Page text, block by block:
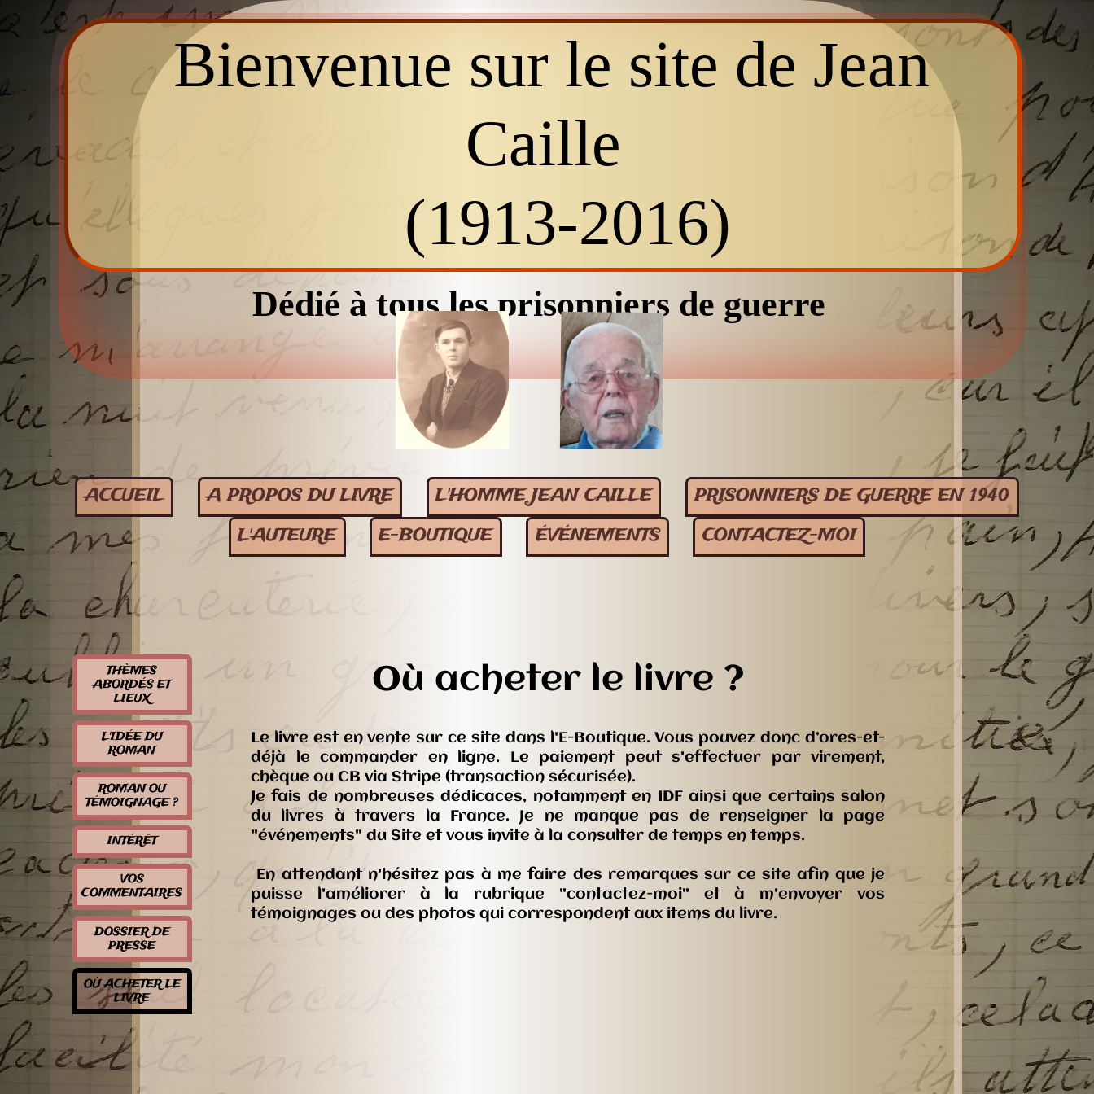
Bienvenue sur le site de Jean
Caille
(1913-2016)
Dédié à tous les prisonniers de guerre
ACCUEIL A PROPOS DU LIVRE L'HOMME JEAN CAILLE
PRISONNIERS DE GUERRE EN 1940
L'AUTEURE
E-BOUTIQUE ÉVÉNEMENTS CONTACTEZ-MOI
THÈMES
ABORDÉS ET
LIEUX
L'IDÉE DU
ROMAN
ROMAN OU
TÉMOIGNAGE ?
INTÉRÊT
VOS
COMMENTAIRES
DOSSIER DE
PRESSE
OÙ ACHETER LE
LIVRE
Où acheter le livre ?
Le livre est en vente sur ce site dans l'E-Boutique. Vous pouvez donc d’ores-et-
déjà le commander en ligne. Le paiement peut s'effectuer par virement,
chèque ou CB via Stripe (transaction sécurisée).
Je fais de nombreuses dédicaces, notamment en IDF ainsi que certains salon
du livres à travers la France. Je ne manque pas de renseigner la page
"événements" du Site et vous invite à la consulter de temps en temps.
En attendant n'hésitez pas à me faire des remarques sur ce site afin que je
puisse l'améliorer à la rubrique "contactez-moi" et à m'envoyer vos
témoignages ou des photos qui correspondent aux items du livre.